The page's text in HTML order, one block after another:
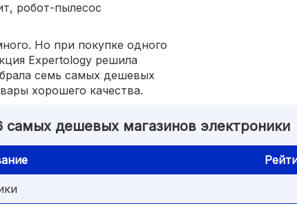
робот-пылесос
Но при покупке одного
Expertology решила
семь самых дешевых
хорошего качества.
самых дешевых магазинов электроники